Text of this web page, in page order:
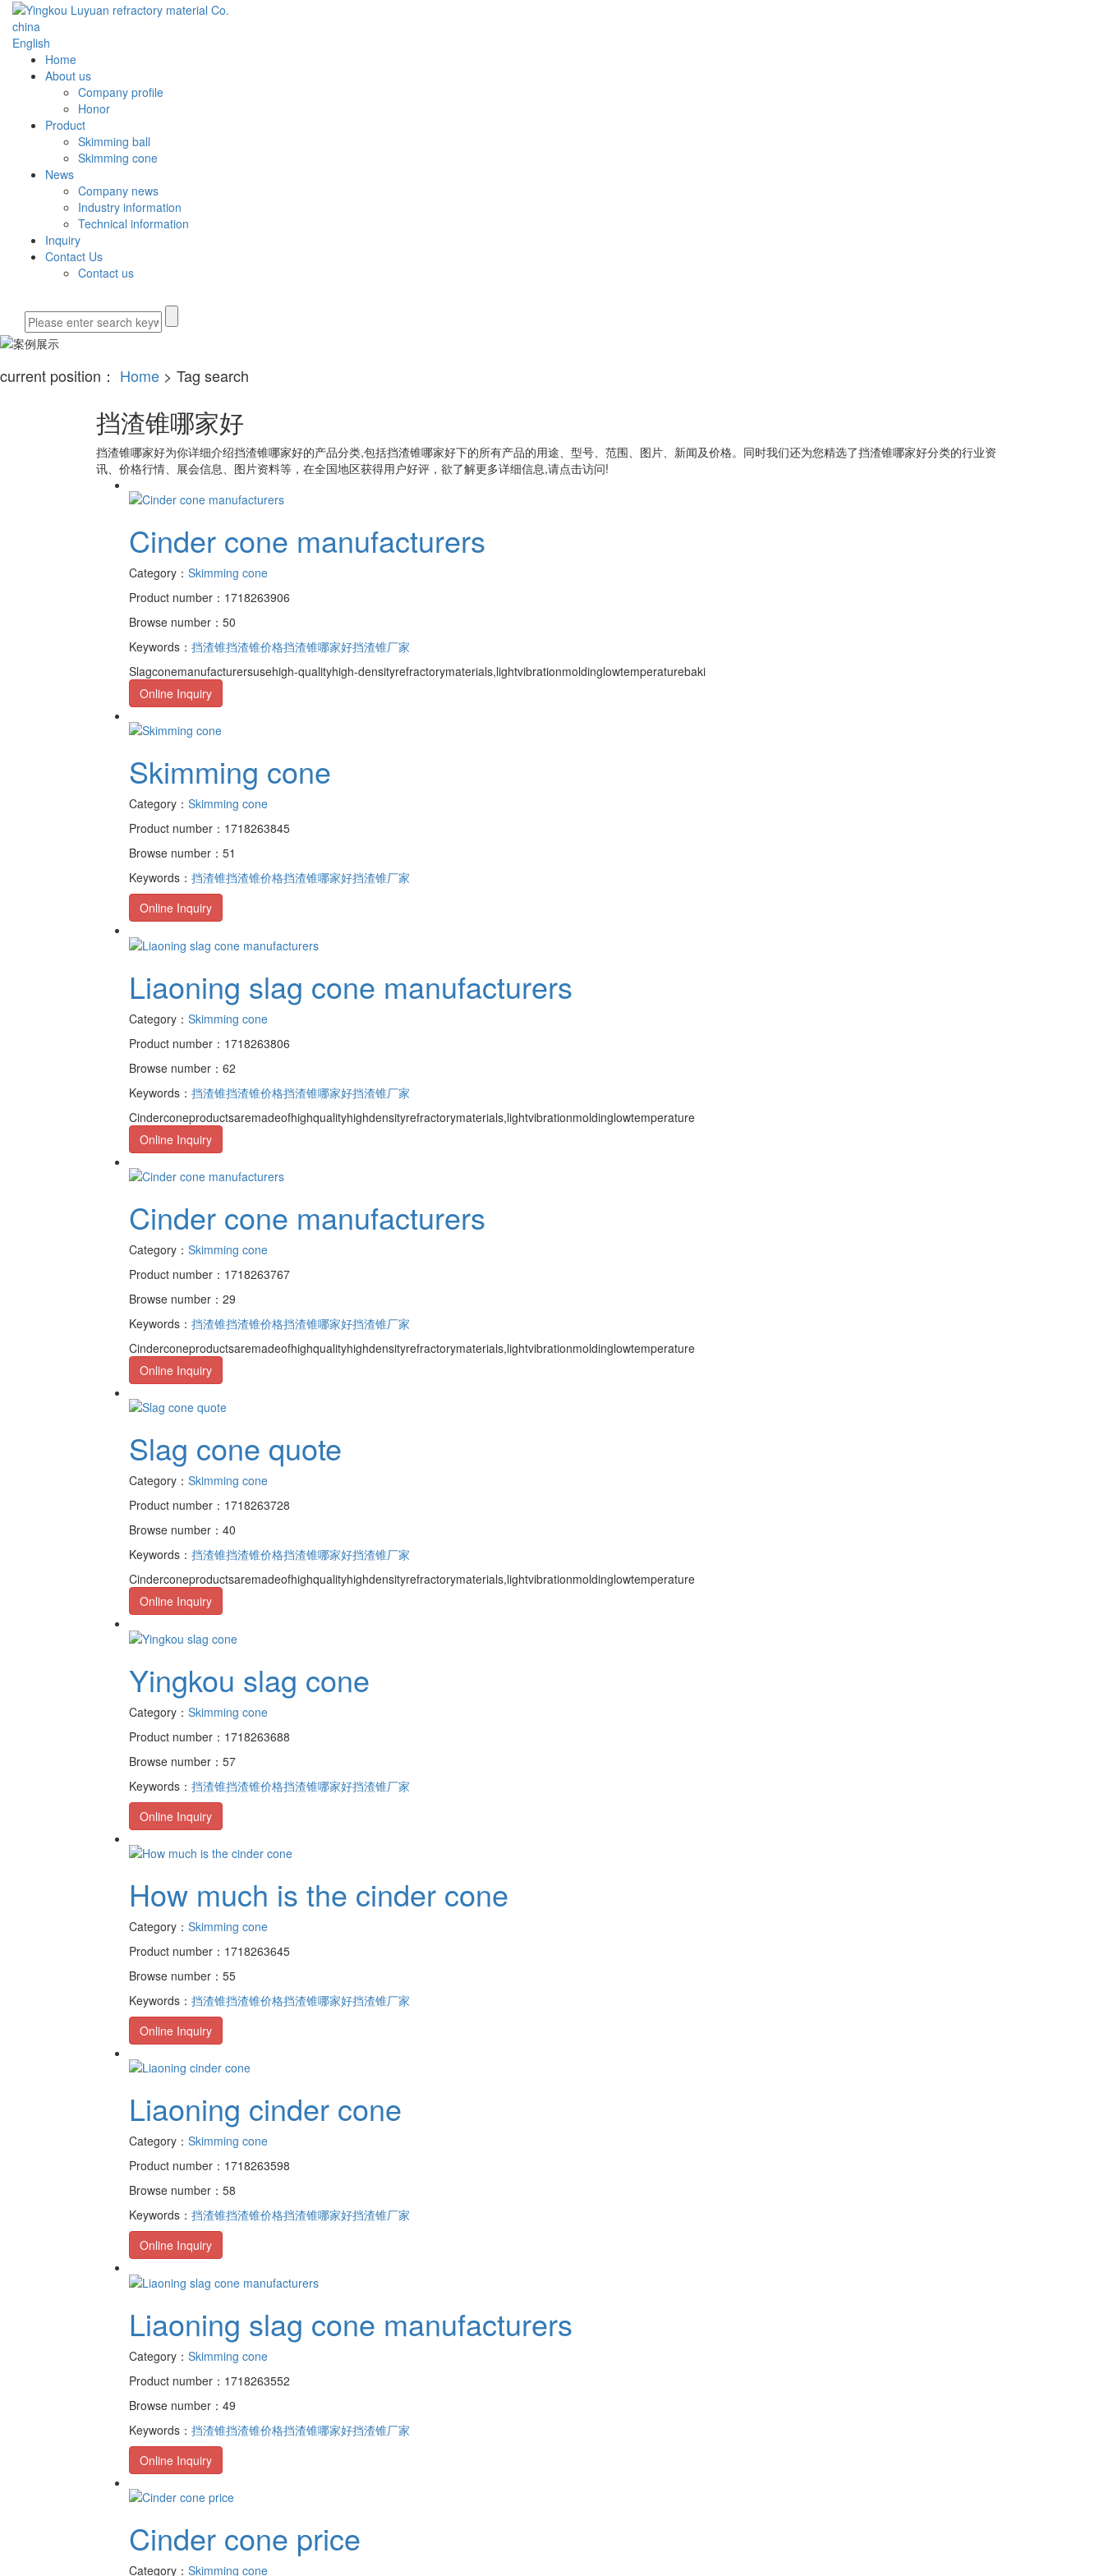
china
English
Home
About us
Company profile
Honor
Product
Skimming ball
Skimming cone
News
Company news
Industry information
Technical information
Inquiry
Contact Us
Contact us
current position： Home > Tag search
挡渣锥哪家好
挡渣锥哪家好为你详细介绍挡渣锥哪家好的产品分类,包括挡渣锥哪家好下的所有产品的用途、型号、范围、图片、新闻及价格。同时我们还为您精选了挡渣锥哪家好分类的行业资
讯、价格行情、展会信息、图片资料等，在全国地区获得用户好评，欲了解更多详细信息,请点击访问!
Cinder cone manufacturers
Category： Skimming cone
Product number：1718263906
Browse number：50
Keywords： 挡渣锥挡渣锥价格挡渣锥哪家好挡渣锥厂家
Slagconemanufacturersusehigh-qualityhigh-densityrefractorymaterials,lightvibrationmoldinglowtemperaturebaki
Online Inquiry
Skimming cone
Category： Skimming cone
Product number：1718263845
Browse number：51
Keywords： 挡渣锥挡渣锥价格挡渣锥哪家好挡渣锥厂家
Online Inquiry
Liaoning slag cone manufacturers
Category： Skimming cone
Product number：1718263806
Browse number：62
Keywords： 挡渣锥挡渣锥价格挡渣锥哪家好挡渣锥厂家
Cinderconeproductsaremadeofhighqualityhighdensityrefractorymaterials,lightvibrationmoldinglowtemperature
Online Inquiry
Cinder cone manufacturers
Category： Skimming cone
Product number：1718263767
Browse number：29
Keywords： 挡渣锥挡渣锥价格挡渣锥哪家好挡渣锥厂家
Cinderconeproductsaremadeofhighqualityhighdensityrefractorymaterials,lightvibrationmoldinglowtemperature
Online Inquiry
Slag cone quote
Category： Skimming cone
Product number：1718263728
Browse number：40
Keywords： 挡渣锥挡渣锥价格挡渣锥哪家好挡渣锥厂家
Cinderconeproductsaremadeofhighqualityhighdensityrefractorymaterials,lightvibrationmoldinglowtemperature
Online Inquiry
Yingkou slag cone
Category： Skimming cone
Product number：1718263688
Browse number：57
Keywords： 挡渣锥挡渣锥价格挡渣锥哪家好挡渣锥厂家
Online Inquiry
How much is the cinder cone
Category： Skimming cone
Product number：1718263645
Browse number：55
Keywords： 挡渣锥挡渣锥价格挡渣锥哪家好挡渣锥厂家
Online Inquiry
Liaoning cinder cone
Category： Skimming cone
Product number：1718263598
Browse number：58
Keywords： 挡渣锥挡渣锥价格挡渣锥哪家好挡渣锥厂家
Online Inquiry
Liaoning slag cone manufacturers
Category： Skimming cone
Product number：1718263552
Browse number：49
Keywords： 挡渣锥挡渣锥价格挡渣锥哪家好挡渣锥厂家
Online Inquiry
Cinder cone price
Category： Skimming cone